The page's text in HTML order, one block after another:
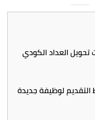
تحويل العداد الكودي
ورابط التقديم لوظيفة جديدة